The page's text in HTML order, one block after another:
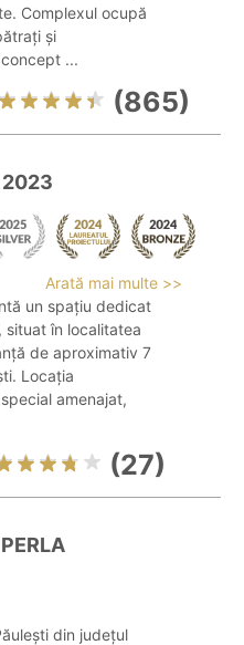
Complexul ocupă
și
...
(865)
Arată mai multe >>
un spațiu dedicat
situat în localitatea
de aproximativ 7
Locația
amenajat,
(27)
din județul